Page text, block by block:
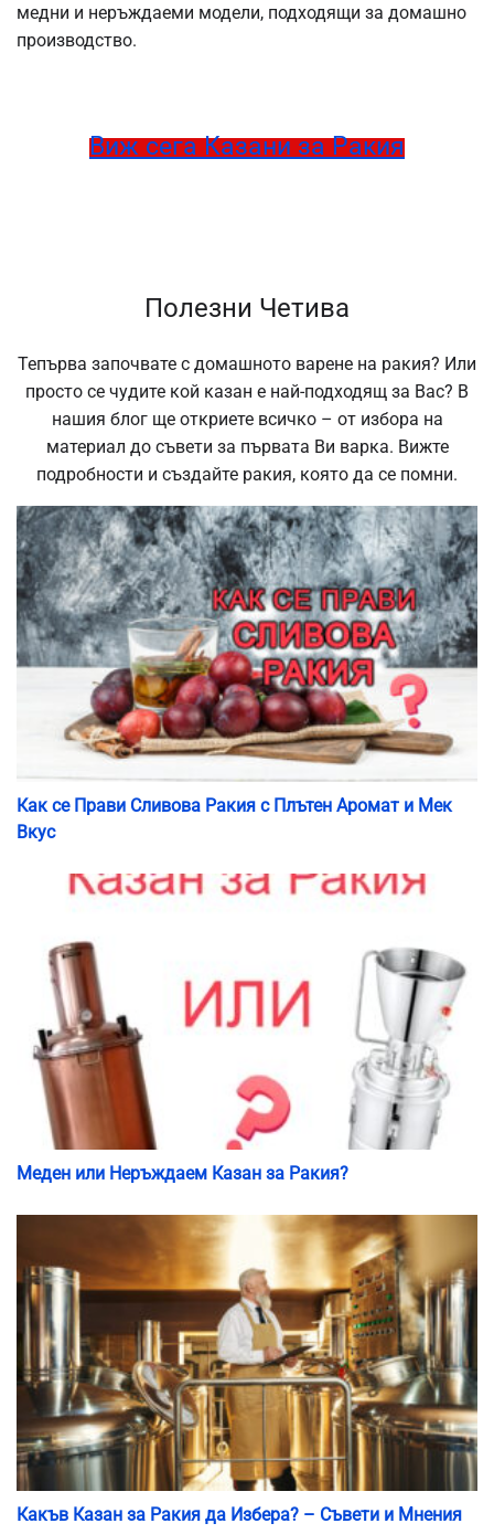
медни и неръждаеми модели, подходящи за домашно
производство.
Виж сега Казани за Ракия
Полезни Четива
Тепърва започвате с домашното варене на ракия? Или
просто се чудите кой казан е най-подходящ за Вас? В
нашия блог ще откриете всичко – от избора на
материал до съвети за първата Ви варка. Вижте
подробности и създайте ракия, която да се помни.
Как се Прави Сливова Ракия с Плътен Аромат и Мек
Вкус
Меден или Неръждаем Казан за Ракия?
Какъв Казан за Ракия да Избера? – Съвети и Мнения